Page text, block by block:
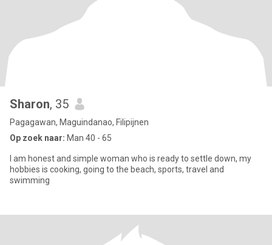
Sharon, 35
Pagagawan, Maguindanao, Filipijnen
Op zoek naar: Man 40 - 65
I am honest and simple woman who is ready to settle down, my
hobbies is cooking, going to the beach, sports, travel and
swimming